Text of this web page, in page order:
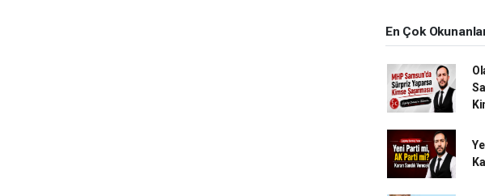
En Çok